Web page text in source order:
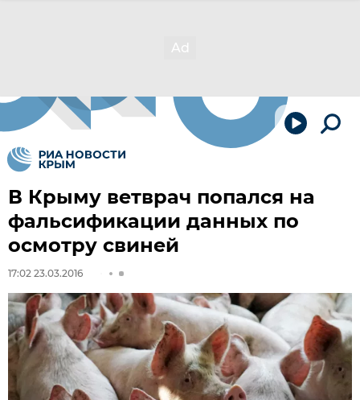
В Крыму ветврач попался на
фальсификации данных по
осмотру свиней
17:02 23.03.2016